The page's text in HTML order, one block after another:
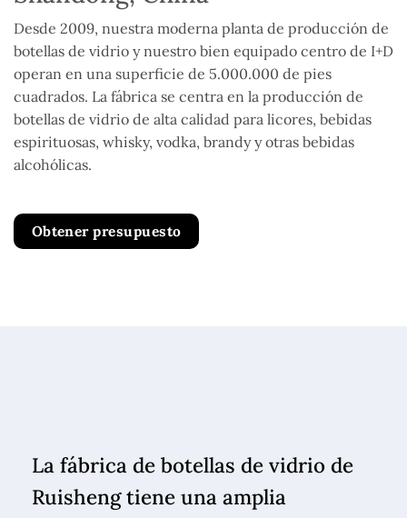
Desde 2009, nuestra moderna planta de producción de
botellas de vidrio y nuestro bien equipado centro de I+D
operan en una superficie de 5.000.000 de pies
cuadrados. La fábrica se centra en la producción de
botellas de vidrio de alta calidad para licores, bebidas
espirituosas, whisky, vodka, brandy y otras bebidas
alcohólicas.
Obtener presupuesto
La fábrica de botellas de vidrio de
Ruisheng tiene una amplia